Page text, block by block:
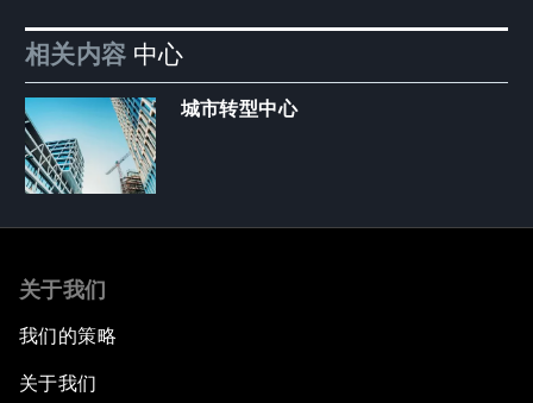
相关内容 中心
城市转型中心
关于我们
我们的策略
关于我们